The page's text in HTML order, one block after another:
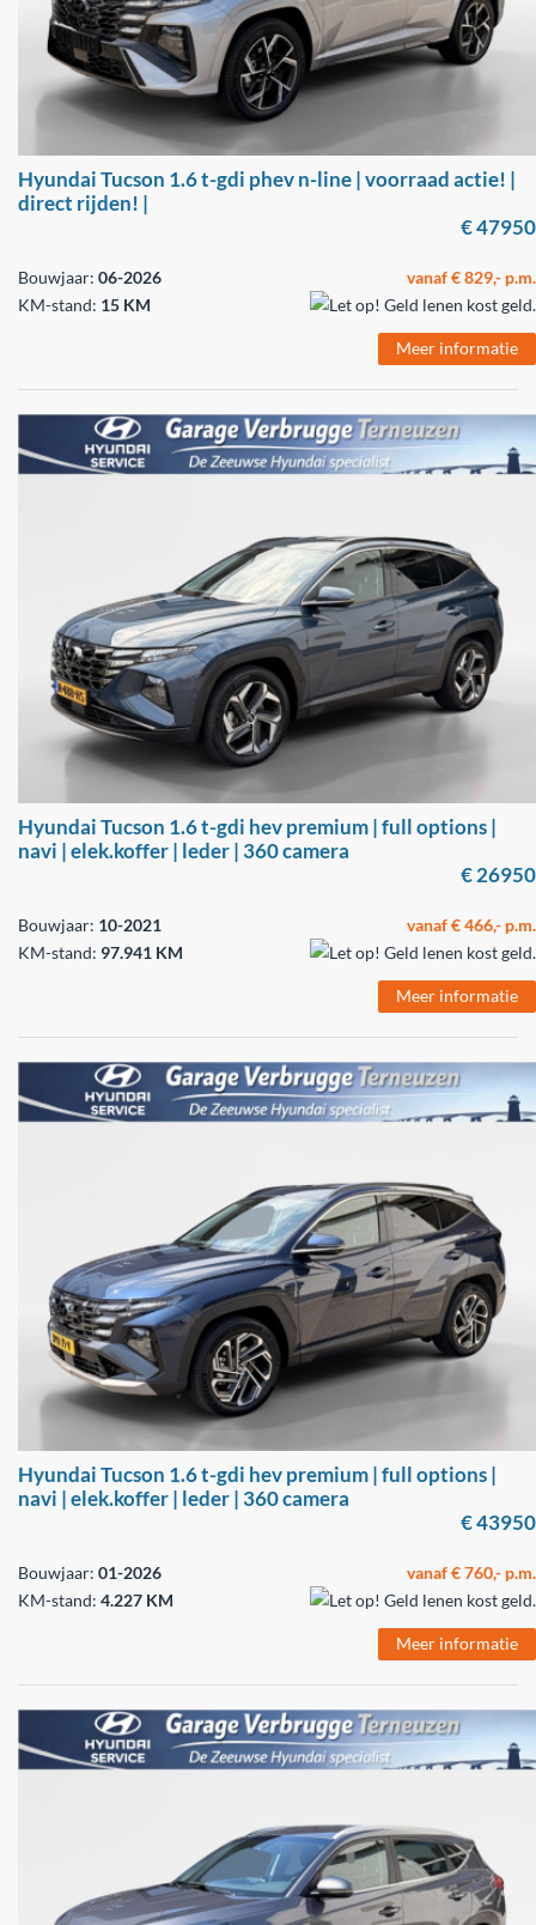
Hyundai Tucson 1.6 t-gdi phev n-line | voorraad actie! |
direct rijden! |
€ 47950
Bouwjaar: 06-2026
KM-stand: 15 KM
vanaf € 829,- p.m.
Meer informatie
Hyundai Tucson 1.6 t-gdi hev premium | full options |
navi | elek.koffer | leder | 360 camera
€ 26950
Bouwjaar: 10-2021
KM-stand: 97.941 KM
vanaf € 466,- p.m.
Meer informatie
Hyundai Tucson 1.6 t-gdi hev premium | full options |
navi | elek.koffer | leder | 360 camera
€ 43950
Bouwjaar: 01-2026
KM-stand: 4.227 KM
vanaf € 760,- p.m.
Meer informatie